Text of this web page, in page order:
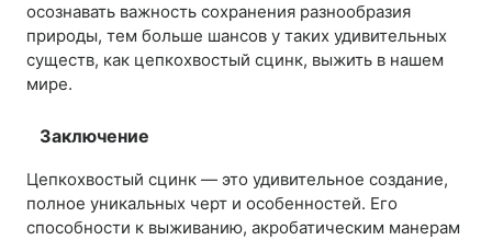
осознавать важность сохранения разнообразия
природы, тем больше шансов у таких удивительных
существ, как цепкохвостый сцинк, выжить в нашем
мире.
Заключение
Цепкохвостый сцинк — это удивительное создание,
полное уникальных черт и особенностей. Его
способности к выживанию, акробатическим манерам